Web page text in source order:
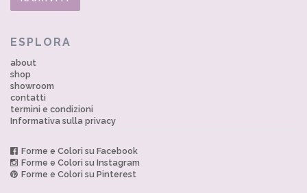
ESPLORA
about
shop
showroom
contatti
termini e condizioni
Informativa sulla privacy
Forme e Colori su Facebook
Forme e Colori su Instagram
Forme e Colori su Pinterest